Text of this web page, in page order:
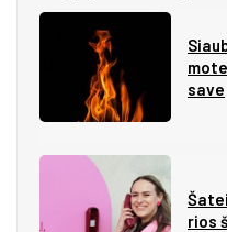
sa­ve
rios